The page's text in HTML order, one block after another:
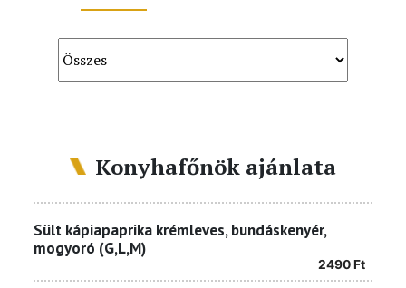
Konyhafőnök ajánlata
Sült kápiapaprika krémleves, bundáskenyér,
mogyoró (G,L,M)
2490Ft